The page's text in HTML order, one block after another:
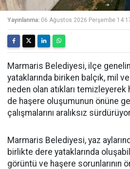
Yayınlanma: 06 Ağustos 2026 Perşembe
Marmaris Belediyesi, ilçe
yataklarında biriken balçık, mil
neden olan atıkları
de haşere oluşumunun önüne
çalışmalarını aralıksız
Marmaris Belediyesi, yaz
birlikte dere yataklarında
görüntü ve haşere sorunlarının